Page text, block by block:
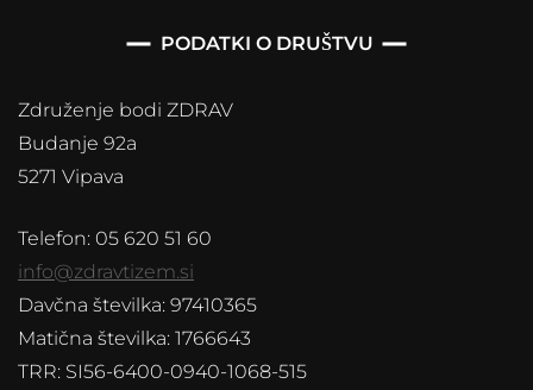
PODATKI O DRUŠTVU
Združenje bodi ZDRAV
Budanje 92a
5271 Vipava
Telefon: 05 620 51 60
info@zdravtizem.si
Davčna številka: 97410365
Matična številka: 1766643
TRR: SI56-6400-0940-1068-515